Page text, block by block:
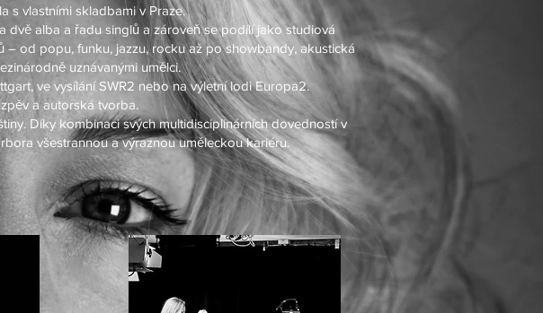
s vlastními skladbami v Praze.
alba a řadu singlů a zároveň se podílí jako studiová
od popu, funku, jazzu, rocku až po showbandy, akustická
uznávanými umělci.
ve vysílání SWR2 nebo na výletní lodi Europa2.
a autorská tvorba.
Díky kombinaci svých multidisciplinárních dovedností v
všestrannou a výraznou uměleckou kariéru.